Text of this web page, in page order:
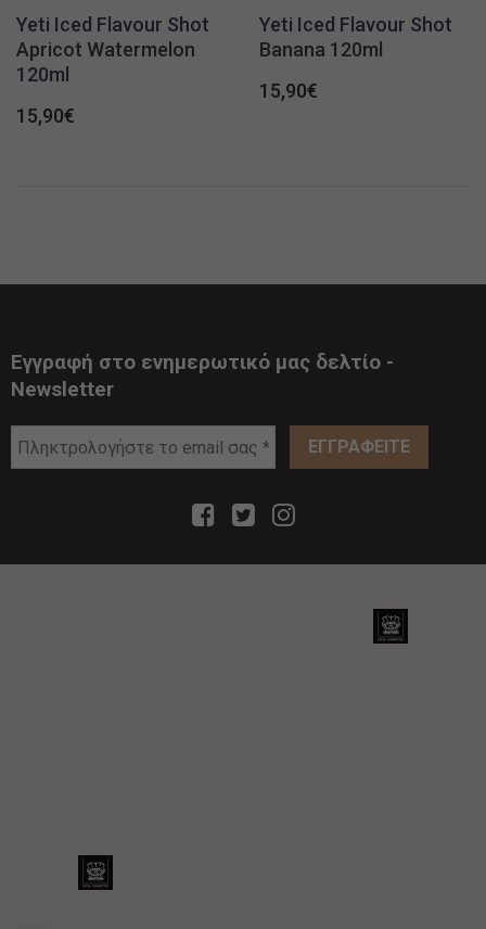
Yeti Iced Flavour Shot
Apricot Watermelon
120ml
15,90€
Yeti Iced Flavour Shot
Banana 120ml
15,90€
Εγγραφή στο ενημερωτικό μας δελτίο -
Newsletter